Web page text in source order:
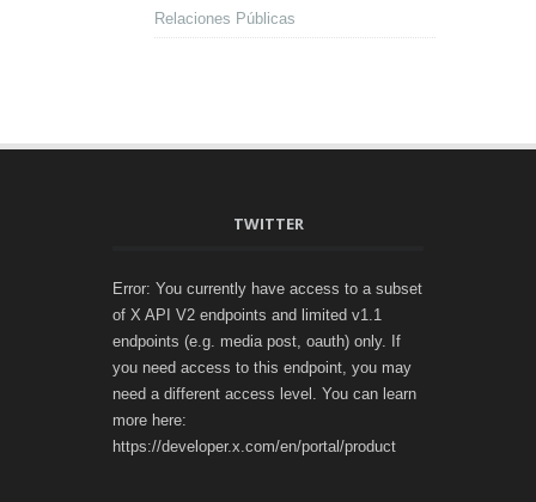
Relaciones Públicas
TWITTER
Error: You currently have access to a subset
of X API V2 endpoints and limited v1.1
endpoints (e.g. media post, oauth) only. If
you need access to this endpoint, you may
need a different access level. You can learn
more here:
https://developer.x.com/en/portal/product